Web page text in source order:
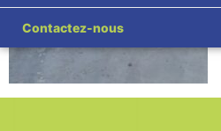
Contactez-nous